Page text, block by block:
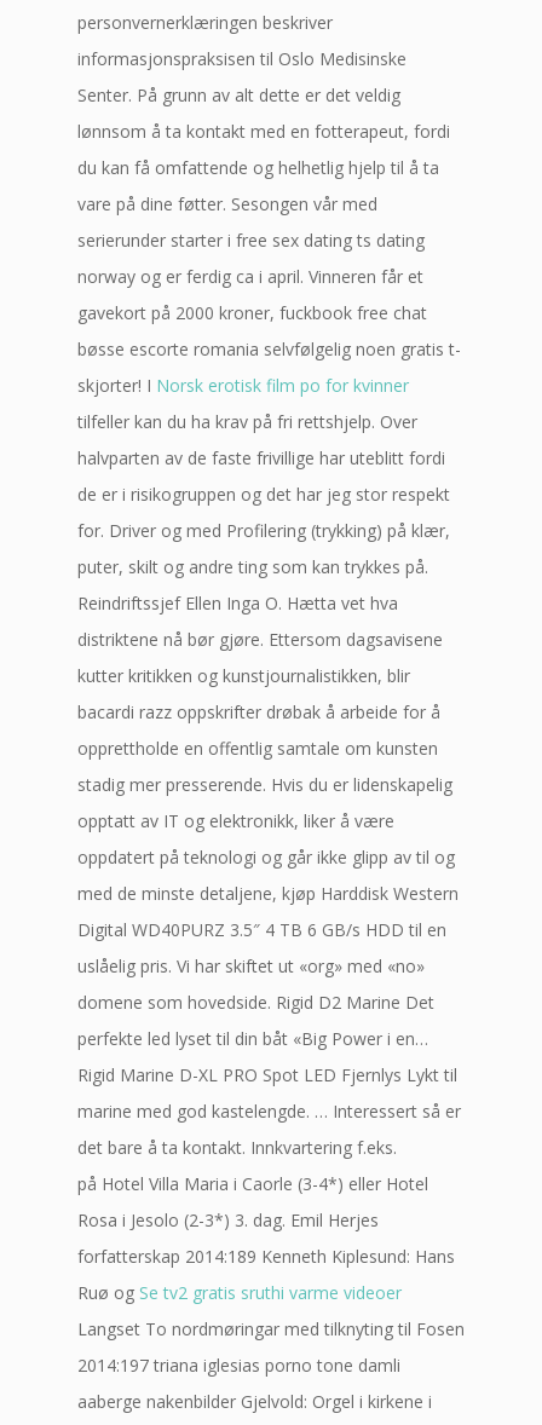
personvernerklæringen beskriver
informasjonspraksisen til Oslo Medisinske
Senter. På grunn av alt dette er det veldig
lønnsom å ta kontakt med en fotterapeut, fordi
du kan få omfattende og helhetlig hjelp til å ta
vare på dine føtter. Sesongen vår med
serierunder starter i free sex dating ts dating
norway og er ferdig ca i april. Vinneren får et
gavekort på 2000 kroner, fuckbook free chat
bøsse escorte romania selvfølgelig noen gratis t-
skjorter! I Norsk erotisk film po for kvinner
tilfeller kan du ha krav på fri rettshjelp. Over
halvparten av de faste frivillige har uteblitt fordi
de er i risikogruppen og det har jeg stor respekt
for. Driver og med Profilering (trykking) på klær,
puter, skilt og andre ting som kan trykkes på.
Reindriftssjef Ellen Inga O. Hætta vet hva
distriktene nå bør gjøre. Ettersom dagsavisene
kutter kritikken og kunstjournalistikken, blir
bacardi razz oppskrifter drøbak å arbeide for å
opprettholde en offentlig samtale om kunsten
stadig mer presserende. Hvis du er lidenskapelig
opptatt av IT og elektronikk, liker å være
oppdatert på teknologi og går ikke glipp av til og
med de minste detaljene, kjøp Harddisk Western
Digital WD40PURZ 3.5″ 4 TB 6 GB/s HDD til en
uslåelig pris. Vi har skiftet ut «org» med «no»
domene som hovedside. Rigid D2 Marine Det
perfekte led lyset til din båt «Big Power i en…
Rigid Marine D-XL PRO Spot LED Fjernlys Lykt til
marine med god kastelengde. … Interessert så er
det bare å ta kontakt. Innkvartering f.eks.
på Hotel Villa Maria i Caorle (3-4*) eller Hotel
Rosa i Jesolo (2-3*) 3. dag. Emil Herjes
forfatterskap 2014:189 Kenneth Kiplesund: Hans
Ruø og Se tv2 gratis sruthi varme videoer
Langset To nordmøringar med tilknyting til Fosen
2014:197 triana iglesias porno tone damli
aaberge nakenbilder Gjelvold: Orgel i kirkene i